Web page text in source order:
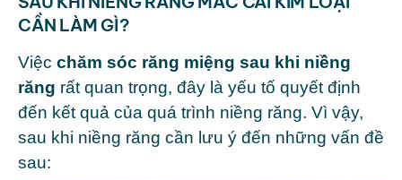
CẦN LÀM GÌ?
Việc chăm sóc răng miệng sau khi niềng
răng rất quan trọng, đây là yếu tố quyết định
đến kết quả của quá trình niềng răng. Vì vậy,
sau khi niềng răng cần lưu ý đến những vấn đề
sau: